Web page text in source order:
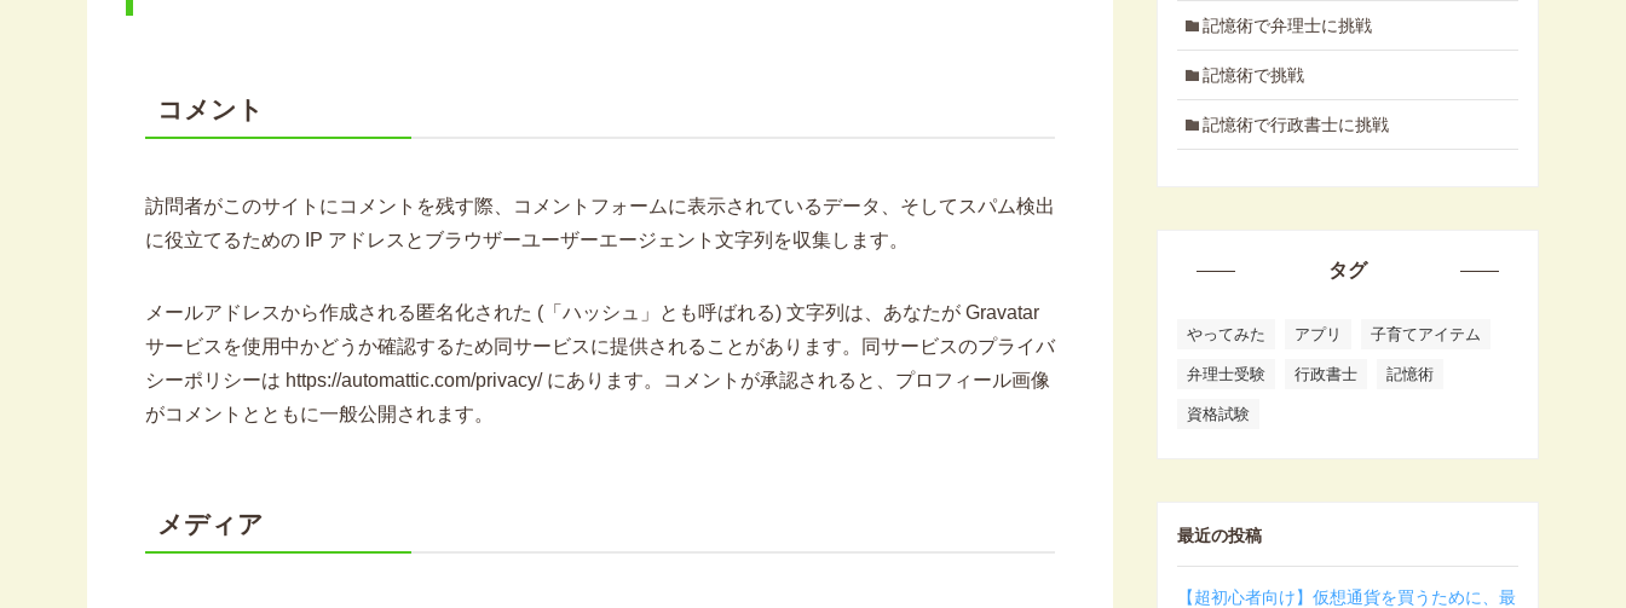
コメント
訪問者がこのサイトにコメントを残す際、コメントフォームに表示されているデータ、そしてスパム検出
に役立てるための IP アドレスとブラウザーユーザーエージェント文字列を収集します。
メールアドレスから作成される匿名化された (「ハッシュ」とも呼ばれる) 文字列は、あなたが Gravatar
サービスを使用中かどうか確認するため同サービスに提供されることがあります。同サービスのプライバ
シーポリシーは https://automattic.com/privacy/ にあります。コメントが承認されると、プロフィール画像
がコメントとともに一般公開されます。
メディア
記憶術で弁理士に挑戦
記憶術で挑戦
記憶術で行政書士に挑戦
タグ
やってみた アプリ 子育てアイテム
弁理士受験 行政書士 記憶術
資格試験
最近の投稿
【超初心者向け】仮想通貨を買うために、最